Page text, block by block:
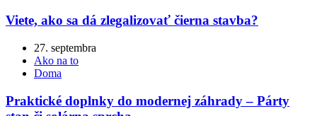
Viete, ako sa dá zlegalizovať čierna stavba?
27. septembra
Ako na to
Doma
Praktické doplnky do modernej záhrady – Párty